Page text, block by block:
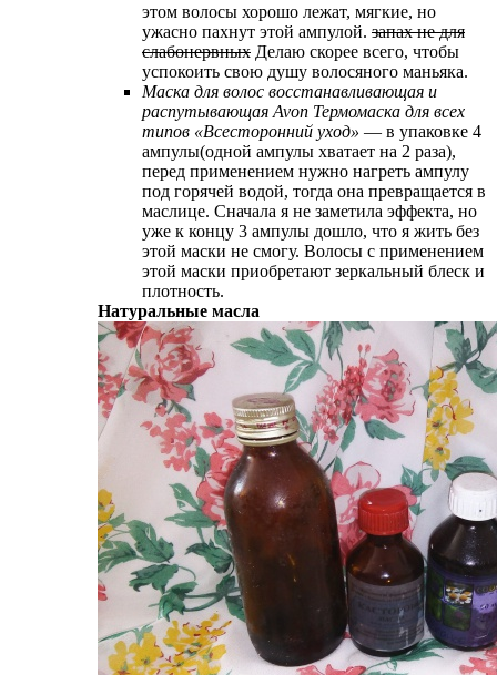
этом волосы хорошо лежат, мягкие, но
ужасно пахнут этой ампулой. запах не для
слабонервных Делаю скорее всего, чтобы
успокоить свою душу волосяного маньяка.
Маска для волос восстанавливающая и
распутывающая Avon Термомаска для всех
типов «Всесторонний уход» — в упаковке 4
ампулы(одной ампулы хватает на 2 раза),
перед применением нужно нагреть ампулу
под горячей водой, тогда она превращается в
маслице. Сначала я не заметила эффекта, но
уже к концу 3 ампулы дошло, что я жить без
этой маски не смогу. Волосы с применением
этой маски приобретают зеркальный блеск и
плотность.
Натуральные масла